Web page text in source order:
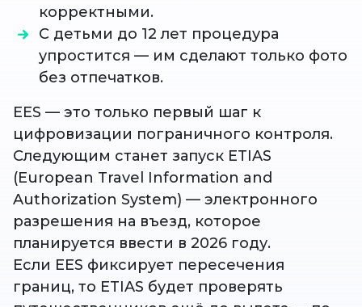
корректными.
С детьми до 12 лет процедура
упростится — им сделают только фото
без отпечатков.
EES — это только первый шаг к
цифровизации пограничного контроля.
Следующим станет запуск ETIAS
(European Travel Information and
Authorization System) — электронного
разрешения на въезд, которое
планируется ввести в 2026 году.
Если EES фиксирует пересечения
границ, то ETIAS будет проверять